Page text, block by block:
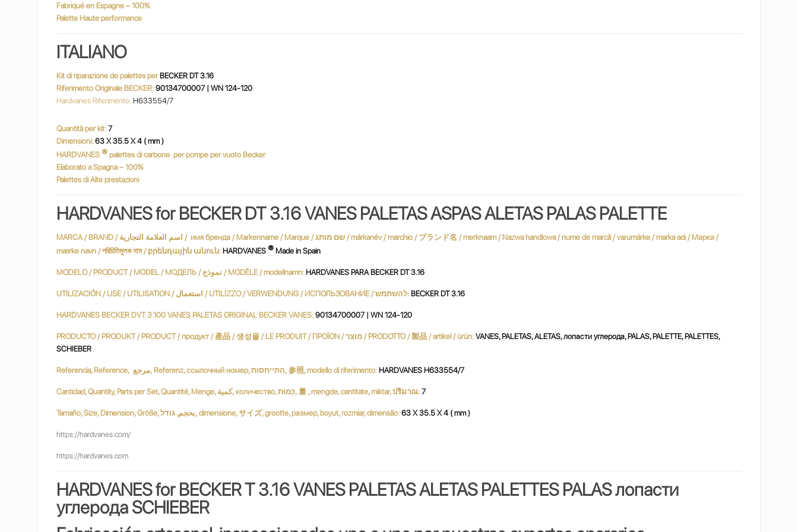
Fabriqué en Espagne – 100%
Palette Haute performance
ITALIANO
Kit di riparazione de palettes per BECKER DT 3.16
Riferimento Originale BECKER:90134700007 | WN 124-120
Hardvanes Riferimento: H633554/7
Quantità per kit:7
Dimensioni: 63 X 35.5 X 4 ( mm )
HARDVANES ®palettes di carbone per pompe per vuoto Becker
Elaborato a Spagna – 100%
Palettes di Alte prestazioni
HARDVANES for BECKER DT 3.16 VANES PALETAS ASPAS ALETAS PALAS PALETTE
MARCA / BRAND / اسم العلامة التجارية / имя бренда / Markenname / Marque / שם מותג / márkanév / marchio / ブランド名 / merknaam / Nazwa handlowa / nume de marcă / varumärke / marka adı / Марка /
mærke navn / পরিচিতিমুলক নাম / բրենդային անուն: HARDVANES ®Made in Spain
MODELO / PRODUCT / MODEL / МОДЕЛЬ / نموذج / MODÈLE / modellnamn: HARDVANES PARA BECKER DT 3.16
UTILIZACIÓN / USE / UTILISATION / استعمال / UTILIZZO / VERWENDUNG / ИСПОЛЬЗОВАНИЕ / להשתמש: BECKER DT 3.16
HARDVANES BECKER DVT 3.100 VANES PALETAS ORIGINAL BECKER VANES: 90134700007 | WN 124-120
PRODUCTO / PRODUKT / PRODUCT / продукт / 產品 / 생성물 / LE PRODUIT / ΠΡΟΪΟΝ / מוצר / PRODOTTO / 製品 / artikel / ürün: VANES, PALETAS, ALETAS, лопасти углерода, PALAS, PALETTE, PALETTES,
SCHIEBER
Referencia, Reference, مرجع, Referenz, ссылочный номер, התייחסות, 参照, modello di riferimento:HARDVANES H633554/7
Cantidad, Quantity, Parts per Set, Quantité, Menge, كمية, количество, כַּמוּת, 量 , mengde, cantitate, miktar, ปริมาณ: 7
Tamaño, Size, Dimension, Größe, بحجم, גודל, dimensione, サイズ, grootte, размер, boyut, rozmiar, dimensão: 63 X 35.5 X 4 ( mm )
https://hardvanes.com/
https://hardvanes.com
HARDVANES for BECKER T 3.16 VANES PALETAS ALETAS PALETTES PALASлопасти
углерода SCHIEBER